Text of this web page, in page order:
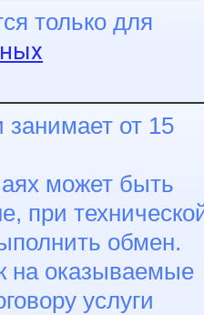
только для
занимает от 15
может быть
при
обмен.
на оказываемые
услуги